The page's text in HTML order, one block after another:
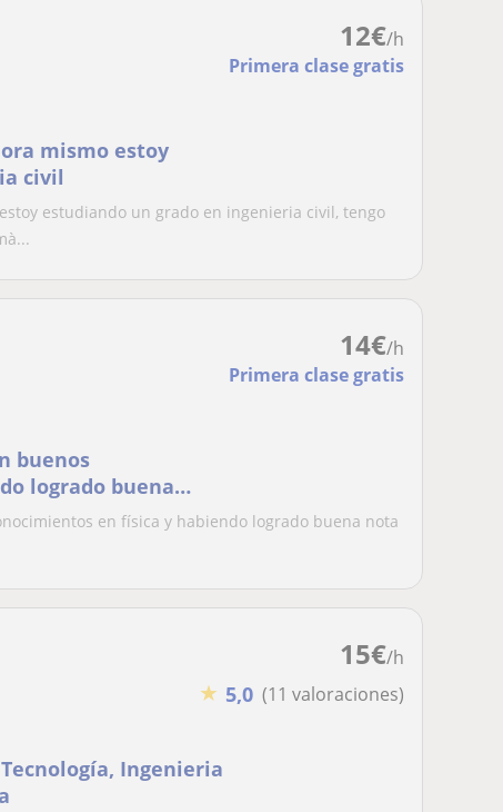
12€/h
Primera clase gratis
mismo estoy
civil
estudiando un grado en ingenieria civil, tengo
14€/h
Primera clase gratis
buenos
logrado buena
en física y habiendo logrado buena nota
15€/h
★ 5,0 (11 valoraciones)
Ingenieria